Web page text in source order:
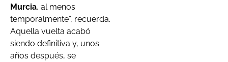
Murcia, al menos
temporalmente”, recuerda.
Aquella vuelta acabó
siendo definitiva y, unos
años después, se